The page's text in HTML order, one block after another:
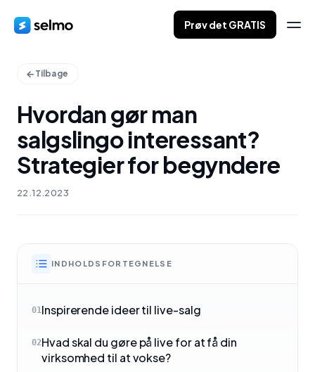
Prøv det GRATIS
Tilbage
Hvordan gør man
salgslingo interessant?
Strategier for begyndere
22.12.2023
INDHOLDSFORTEGNELSE
01Inspirerende ideer til live-salg
02Hvad skal du gøre på live for at få din
virksomhed til at vokse?